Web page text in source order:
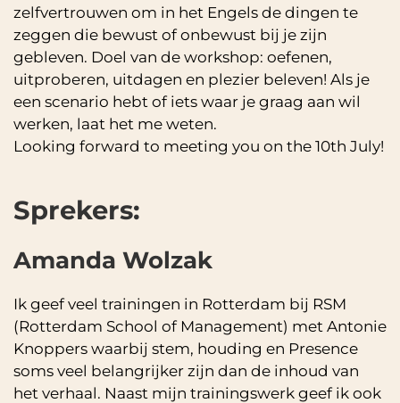
zelfvertrouwen om in het Engels de dingen te
zeggen die bewust of onbewust bij je zijn
gebleven. Doel van de workshop: oefenen,
uitproberen, uitdagen en plezier beleven! Als je
een scenario hebt of iets waar je graag aan wil
werken, laat het me weten.
Looking forward to meeting you on the 10th July!
Sprekers:
Amanda Wolzak
Ik geef veel trainingen in Rotterdam bij RSM
(Rotterdam School of Management) met Antonie
Knoppers waarbij stem, houding en Presence
soms veel belangrijker zijn dan de inhoud van
het verhaal. Naast mijn trainingswerk geef ik ook